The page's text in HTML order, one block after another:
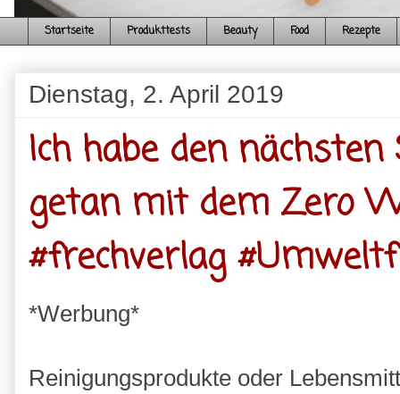
Startseite Produkttests Beauty Food Rezepte
Dienstag, 2. April 2019
Ich habe den
getan mit dem Zero
#frechverlag
*Werbung*
Reinigungsprodukte oder